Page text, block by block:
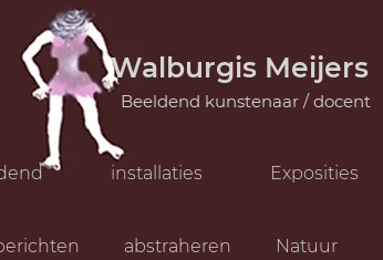
Walburgis Meijers
Beeldend kunstenaar /docent
installaties Exposities
abstraheren Natuur